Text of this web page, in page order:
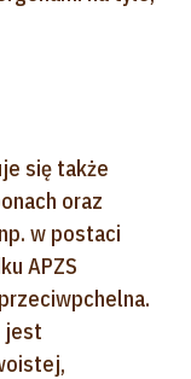
się także
oraz
w postaci
APZS
jest